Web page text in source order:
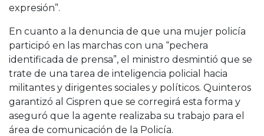
expresión”.
En cuanto a la denuncia de que una mujer policía
participó en las marchas con una “pechera
identificada de prensa”, el ministro desmintió que se
trate de una tarea de inteligencia policial hacia
militantes y dirigentes sociales y políticos. Quinteros
garantizó al Cispren que se corregirá esta forma y
aseguró que la agente realizaba su trabajo para el
área de comunicación de la Policía.